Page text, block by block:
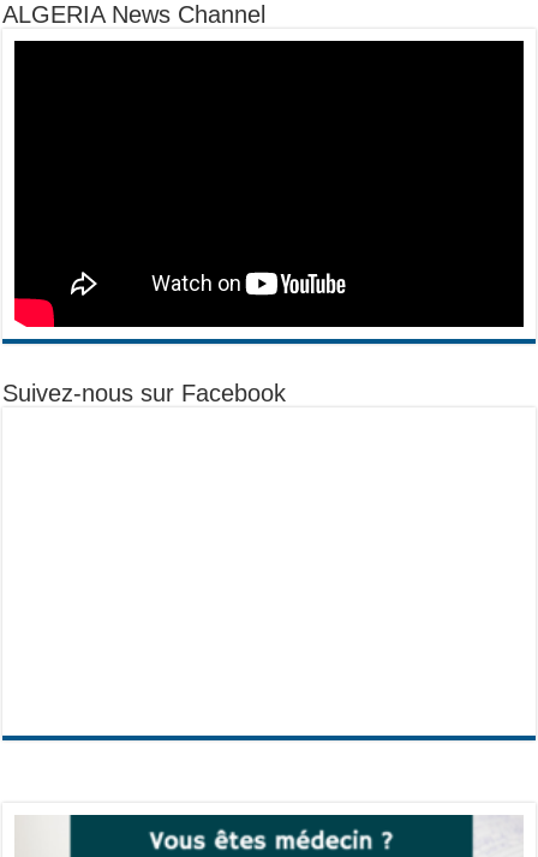
ALGERIA News Channel
Suivez-nous sur Facebook